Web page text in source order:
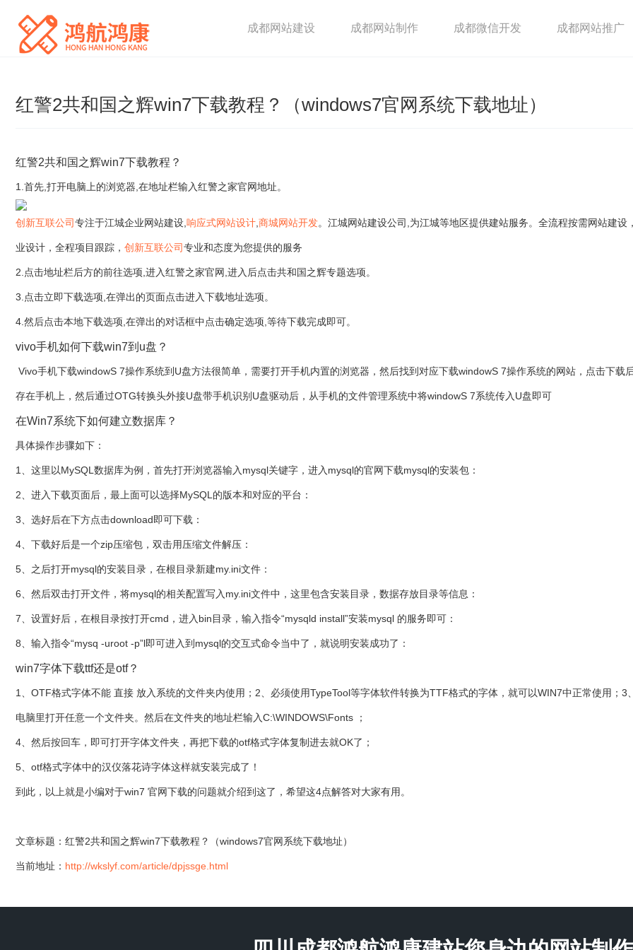
成都网站建设 成都网站制作 成都微信开发 成都网站推广
红警2共和国之辉win7下载教程？（windows7官网系统下载地址）
红警2共和国之辉win7下载教程？
1.首先,打开电脑上的浏览器,在地址栏输入红警之家官网地址。
创新互联公司专注于江城企业网站建设, 响应式网站设计 商城网站开发。江城网站建设公司,为江城等地区提供建站服务。全流程按需网站建设
业设计，全程项目跟踪， 创新互联公司专业和态度为您提供的服务
2.点击地址栏后方的前往选项,进入红警之家官网,进入后点击共和国之辉专题选项。
3.点击立即下载选项,在弹出的页面点击进入下载地址选项。
4.然后点击本地下载选项,在弹出的对话框中点击确定选项,等待下载完成即可。
vivo手机如何下载win7到u盘？
Vivo手机下载windowS 7操作系统到U盘方法很简单，需要打开手机内置的浏览器，然后找到对应下载windowS 7操作系统的网站，点击下载
存在手机上，然后通过OTG转换头外接U盘带手机识别U盘驱动后，从手机的文件管理系统中将windowS 7系统传入U盘即可
在Win7系统下如何建立数据库？
具体操作步骤如下：
1、这里以MySQL数据库为例，首先打开浏览器输入mysql关键字，进入mysql的官网下载mysql的安装包：
2、进入下载页面后，最上面可以选择MySQL的版本和对应的平台：
3、选好后在下方点击download即可下载：
4、下载好后是一个zip压缩包，双击用压缩文件解压：
5、之后打开mysql的安装目录，在根目录新建my.ini文件：
6、然后双击打开文件，将mysql的相关配置写入my.ini文件中，这里包含安装目录，数据存放目录等信息：
7、设置好后，在根目录按打开cmd，进入bin目录，输入指令“mysqld install”安装mysql 的服务即可：
8、输入指令“mysq -uroot -p”l即可进入到mysql的交互式命令当中了，就说明安装成功了：
win7字体下载ttf还是otf？
1、OTF格式字体不能 直接 放入系统的文件夹内使用；2、必须使用TypeTool等字体软件转换为TTF格式的字体，就可以WIN7中正常使用；3
电脑里打开任意一个文件夹。然后在文件夹的地址栏输入C:\WINDOWS\Fonts ；
4、然后按回车，即可打开字体文件夹，再把下载的otf格式字体复制进去就OK了；
5、otf格式字体中的汉仪落花诗字体这样就安装完成了！
到此，以上就是小编对于win7 官网下载的问题就介绍到这了，希望这4点解答对大家有用。
文章标题：红警2共和国之辉win7下载教程？（windows7官网系统下载地址）
当前地址： http://wkslyf.com/article/dpjssge.html